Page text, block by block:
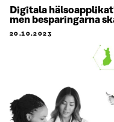
Digitala
men besparingarna
20.10.2023